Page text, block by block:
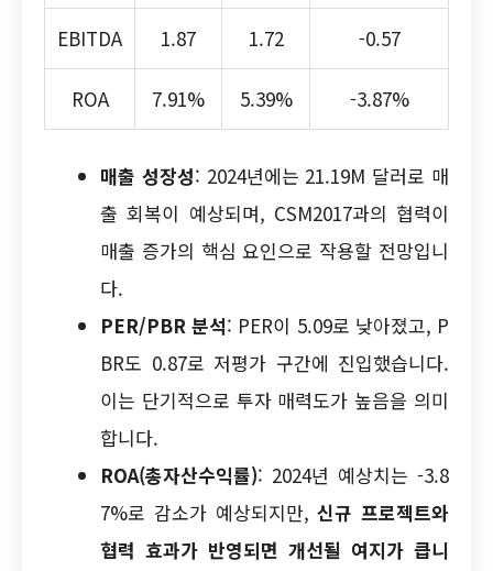
EBITDA 1.87 1.72 -0.57
ROA 7.91% 5.39% -3.87%
매출 성장성: 2024년에는 21.19M 달러로 매
출 회복이 예상되며, CSM2017과의 협력이
매출 증가의 핵심 요인으로 작용할 전망입니
다.
PER/PBR 분석: PER이 5.09로 낮아졌고, P
BR도 0.87로 저평가 구간에 진입했습니다.
이는 단기적으로 투자 매력도가 높음을 의미
합니다.
ROA(총자산수익률): 2024년 예상치는 -3.8
7%로 감소가 예상되지만,신규 프로젝트와
협력 효과가 반영되면 개선될 여지가 큽니